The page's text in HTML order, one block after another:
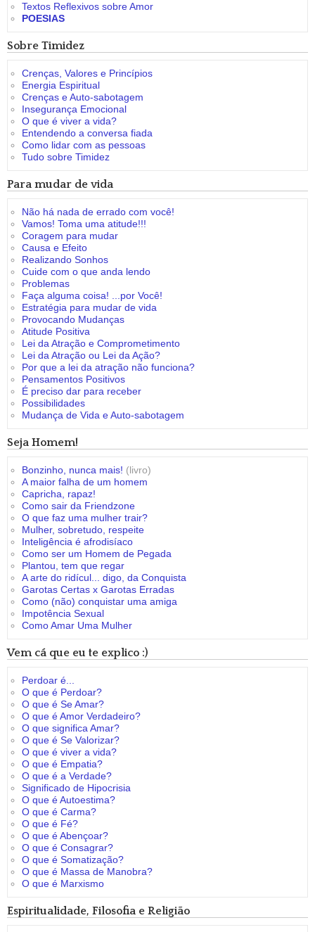
Textos Reflexivos sobre Amor
POESIAS
Sobre Timidez
Crenças, Valores e Princípios
Energia Espiritual
Crenças e Auto-sabotagem
Insegurança Emocional
O que é viver a vida?
Entendendo a conversa fiada
Como lidar com as pessoas
Tudo sobre Timidez
Para mudar de vida
Não há nada de errado com você!
Vamos! Toma uma atitude!!!
Coragem para mudar
Causa e Efeito
Realizando Sonhos
Cuide com o que anda lendo
Problemas
Faça alguma coisa! ...por Você!
Estratégia para mudar de vida
Provocando Mudanças
Atitude Positiva
Lei da Atração e Comprometimento
Lei da Atração ou Lei da Ação?
Por que a lei da atração não funciona?
Pensamentos Positivos
É preciso dar para receber
Possibilidades
Mudança de Vida e Auto-sabotagem
Seja Homem!
Bonzinho, nunca mais! (livro)
A maior falha de um homem
Capricha, rapaz!
Como sair da Friendzone
O que faz uma mulher trair?
Mulher, sobretudo, respeite
Inteligência é afrodisíaco
Como ser um Homem de Pegada
Plantou, tem que regar
A arte do ridícul... digo, da Conquista
Garotas Certas x Garotas Erradas
Como (não) conquistar uma amiga
Impotência Sexual
Como Amar Uma Mulher
Vem cá que eu te explico :)
Perdoar é...
O que é Perdoar?
O que é Se Amar?
O que é Amor Verdadeiro?
O que significa Amar?
O que é Se Valorizar?
O que é viver a vida?
O que é Empatia?
O que é a Verdade?
Significado de Hipocrisia
O que é Autoestima?
O que é Carma?
O que é Fé?
O que é Abençoar?
O que é Consagrar?
O que é Somatização?
O que é Massa de Manobra?
O que é Marxismo
Espiritualidade, Filosofia e Religião